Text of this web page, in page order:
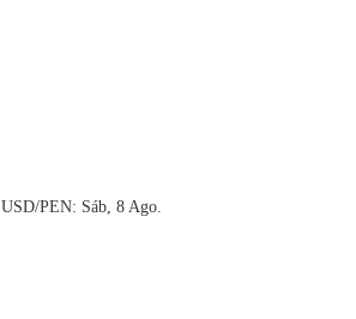
USD/PEN: Sáb, 8 Ago.